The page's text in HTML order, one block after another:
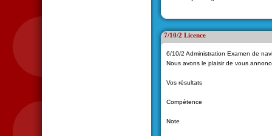
7/10/2 Licence
6/10/2 Administration Examen de
Nous avons le plaisir de vous
Vos résultats
Compétence
Note